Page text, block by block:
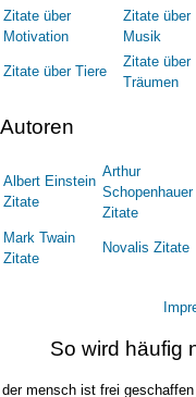
Zitate über
Motivation
Zitate über
Musik
Zitate über Tiere
Zitate über
Träumen
Autoren
Albert Einstein
Zitate
Arthur
Schopenhauer
Zitate
Mark Twain
Zitate
Novalis Zitate
So wird häufig
der mensch ist frei